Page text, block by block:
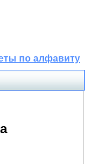
по алфавиту